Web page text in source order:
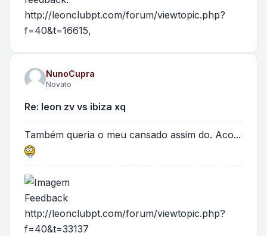
http://leonclubpt.com/forum/viewtopic.php?
f=40&t=16615,
NunoCupra
Novato
Re: leon zv vs ibiza xq
Também queria o meu cansado assim do. Aco...
Feedback
http://leonclubpt.com/forum/viewtopic.php?
f=40&t=33137